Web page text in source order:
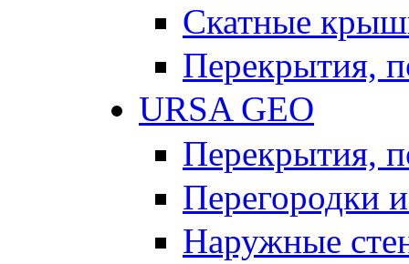
Скатные
Перекрытия,
URSA GEO
Перекрытия,
Перегородки
Наружные